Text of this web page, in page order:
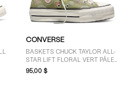
CONVERSE
BASKETS CHUCK TAYLOR ALL-
STAR LIFT FLORAL VERT PÂLE
POUR FEMMES
95,00 $